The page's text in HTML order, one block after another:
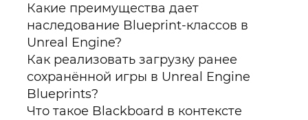
Какие преимущества дает
наследование Blueprint-классов в
Unreal Engine?
Как реализовать загрузку ранее
сохранённой игры в Unreal Engine
Blueprints?
Что такое Blackboard в контексте